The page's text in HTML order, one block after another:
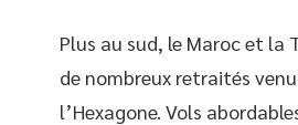
Plus au sud, le Maroc et la
de nombreux retraités
l’Hexagone. Vols